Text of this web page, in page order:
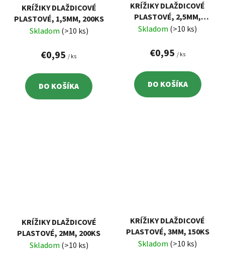
KRÍŽIKY DLAŽDICOVÉ
PLASTOVÉ, 1,5MM, 200KS
Skladom (>10 ks)
€0,95 / ks
DO KOŠÍKA
KRÍŽIKY DLAŽDICOVÉ
PLASTOVÉ, 2,5MM,
200KS
Skladom (>10 ks)
€0,95 / ks
DO KOŠÍKA
KRÍŽIKY DLAŽDICOVÉ
PLASTOVÉ, 2MM, 200KS
Skladom (>10 ks)
KRÍŽIKY DLAŽDICOVÉ
PLASTOVÉ, 3MM, 150KS
Skladom (>10 ks)